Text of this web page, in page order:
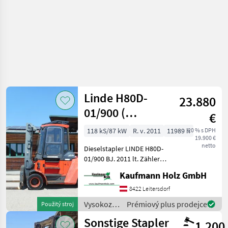
Použitý stroj
Linde H80D-
01/900 (
Vollausstattung )
23.880
€
20 % s DPH
19.900 €
netto
118 kS/87 kW R. v. 2011
11989 h
Dieselstapler LINDE H80D-
01/900 BJ. 2011 lt. Zähler
Hubkraft bei 900mm LSP 3,
37 Meter Hubhöhe 3, 18
Meter Masthöhe 3, 37 Meter
Schut
Kaufmann Holz GmbH
8422 Leitersdorf
Vysokozdvižné
vozíky a
skladová
Prémiový plus prodejce
Sonstige Stapler